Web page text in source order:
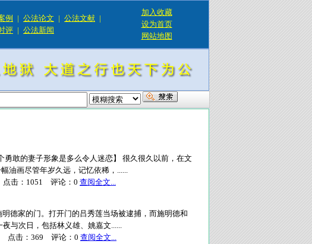
例 | 公法论文 | 公法文献 |
评 | 公法新闻
加入收藏
设为首页
网站地图
勇敢的妻子形象是多么令人迷恋】 很久很久以前，在文
油画尽管年岁久远，记忆依稀，......
点击： 1051 评论： 0 查阅全文...
德家的门。打开门的吕秀莲当场被逮捕，而施明德和
次日，包括林义雄、姚嘉文......
点击： 369 评论： 0 查阅全文...